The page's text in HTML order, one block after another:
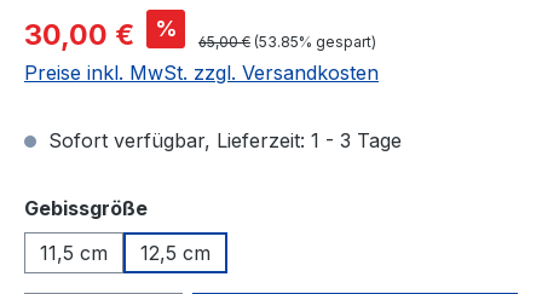
Verkaufspreis:
30,00 € % Regulärer Preis:
65,00 € (53.85% gespart)
Preise inkl. MwSt. zzgl. Versandkosten
Sofort verfügbar, Lieferzeit: 1 - 3 Tage
Gebissgrößeauswählen
11,5 cm
12,5 cm